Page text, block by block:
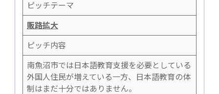
ピッチテーマ
販路拡大
ピッチ内容
南魚沼市では日本語教育支援を必要としている
外国人住民が増えている一方、日本語教育の体
制はまだ十分ではありません。